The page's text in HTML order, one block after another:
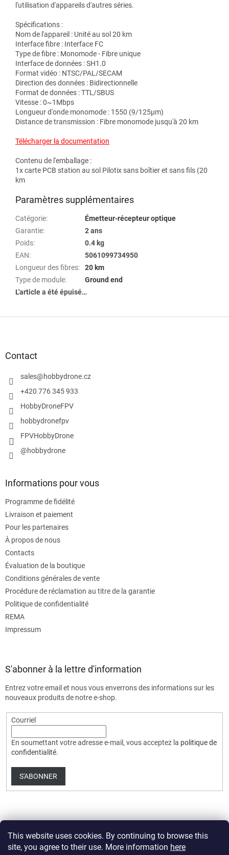
This website uses cookies. By continuing to browse this
site, you agree to their use. More information here
l'utilisation d'appareils d'autres séries.
Spécifications :
Nom de l'appareil : Unité au sol 20 km
Interface fibre : Interface FC
Type de fibre : Monomode - Fibre unique
Interface de données : SH1.0
Format vidéo : NTSC/PAL/SECAM
Direction des données : Bidirectionnelle
Format de données : TTL/SBUS
Vitesse : 0~1Mbps
Longueur d'onde monomode : 1550 (9/125μm)
Distance de transmission : Fibre monomode jusqu'à 20 km
Télécharger la documentation
Contenu de l'emballage :
1x carte PCB station au sol Pilotix sans boîtier et sans fils (20
km
Paramètres supplémentaires
Catégorie:
Émetteur-récepteur optique
Garantie:
2 ans
Poids:
0.4 kg
EAN:
5061099734950
Longueur des fibres:
20 km
Type de module:
Ground end
L'article a été épuisé…
Contact
sales@hobbydrone.cz
+420 776 345 933
HobbyDroneFPV
hobbydronefpv
FPVHobbyDrone
@hobbydrone
Informations pour vous
Programme de fidélité
Livraison et paiement
Pour les partenaires
À propos de nous
Contacts
Évaluation de la boutique
Conditions générales de vente
Procédure de réclamation au titre de la garantie
Politique de confidentialité
REMA
Impressum
S'abonner à la lettre d'information
Entrez votre email et nous vous enverrons des informations sur les
nouveaux produits de notre e-shop.
Courriel
En soumettant votre adresse e-mail, vous acceptez la politique de
confidentialité.
S'ABONNER